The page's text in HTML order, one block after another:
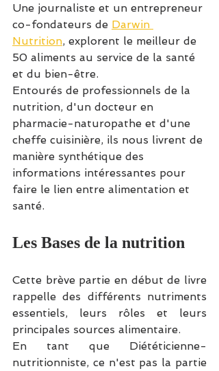
Une journaliste et un entrepreneur
co-fondateurs de Darwin
Nutrition, explorent le meilleur de
50 aliments au service de la santé
et du bien-être.
Entourés de professionnels de la
nutrition, d'un docteur en
pharmacie-naturopathe et d'une
cheffe cuisinière, ils nous livrent de
manière synthétique des
informations intéressantes pour
faire le lien entre alimentation et
santé.
Les Bases de la nutrition
Cette brève partie en début de livre
rappelle des différents nutriments
essentiels, leurs rôles et leurs
principales sources alimentaire.
En tant que Diététicienne-
nutritionniste, ce n'est pas la partie